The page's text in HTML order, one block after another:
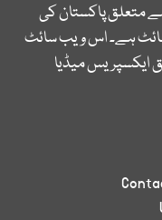
متعلق پاکستان کی
ہے۔ اس ویب سائٹ
ایکسپریس میڈیا